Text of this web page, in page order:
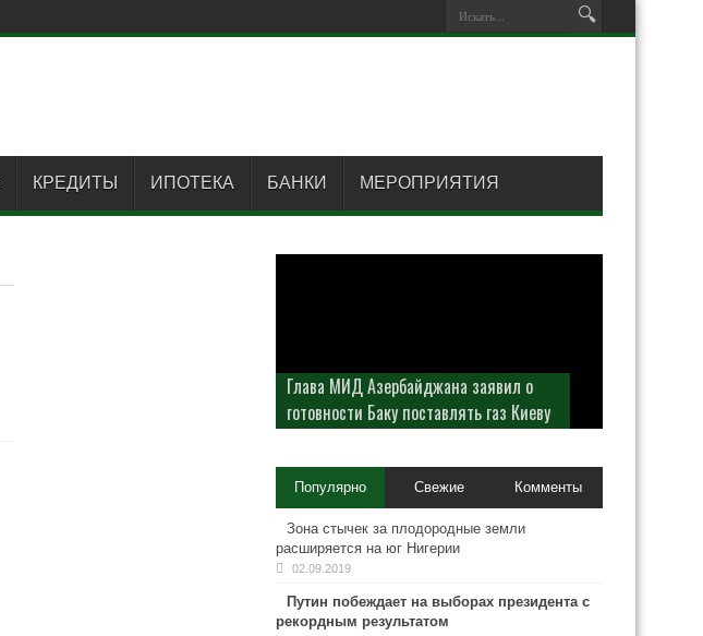
КРЕДИТЫ ИПОТЕКА БАНКИ МЕРОПРИЯТИЯ
Глава МИД Азербайджана заявил о
готовности Баку поставлять газ Киеву
Популярно Свежие Комменты
Зона стычек за плодородные земли
расширяется на юг Нигерии
02.09.2019
Путин побеждает на выборах президента с
рекордным результатом